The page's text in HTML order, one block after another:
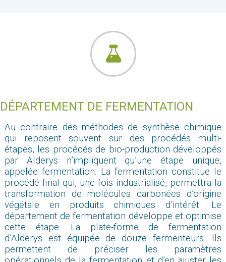
DÉPARTEMENT DE FERMENTATION
Au contraire des méthodes de synthèse chimique
qui reposent souvent sur des procédés multi-
étapes, les procédés de bio-production développés
par Alderys n’impliquent qu’une étape unique,
appelée fermentation. La fermentation constitue le
procédé final qui, une fois industrialisé, permettra la
transformation de molécules carbonées d’origine
végétale en produits chimiques d’intérêt. Le
département de fermentation développe et optimise
cette étape. La plate-forme de fermentation
d’Alderys est équipée de douze fermenteurs. Ils
permettent de préciser les paramètres